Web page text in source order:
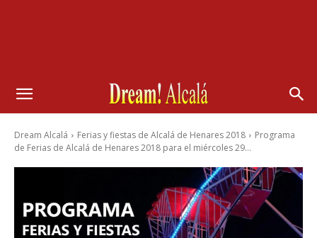
Dream Alcalá Ferias y fiestas de Alcalá de Henares 2018
Programa
de Ferias de Alcalá de Henares 2018 para el miércoles 29...